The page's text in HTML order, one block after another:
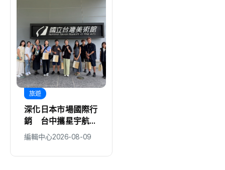
旅遊
深化日本市場國際行
銷 台中攜星宇航空
邀KOL踩線推廣中台
灣觀光
編輯中心2026-08-09